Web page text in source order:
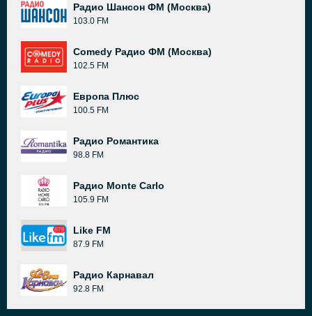
Радио Шансон ФМ (Москва)
103.0 FM
Comedy Радио ФМ (Москва)
102.5 FM
Европа Плюс
100.5 FM
Радио Романтика
98.8 FM
Радио Monte Carlo
105.9 FM
Like FM
87.9 FM
Радио Карнавал
92.8 FM